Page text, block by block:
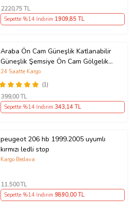
2220,75 TL
Sepette %14 İndirim 1909,85 TL
Araba Ön Cam Güneşlik Katlanabilir
Güneşlik Şemsiye Ön Cam Gölgelik
ESNEK (Sarı)
(1)
24 Saatte Kargo
399,00 TL
Sepette %14 İndirim 343,14 TL
peugeot 206 hb 1999.2005 uyumlı
kırmızı ledli stop
Kargo Bedava
11.500TL
Sepette %14 İndirim 9890,00 TL